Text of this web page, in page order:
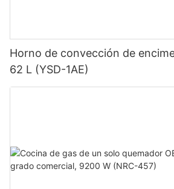
Horno de convección de
62 L (YSD-1AE)